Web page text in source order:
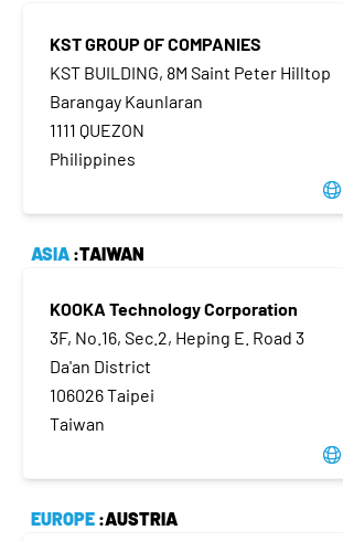
KST GROUP OF COMPANIES
KST BUILDING, 8M Saint Peter Hilltop
Barangay Kaunlaran
1111 QUEZON
Philippines
ASIA :TAIWAN
KOOKA Technology Corporation
3F, No.16, Sec.2, Heping E. Road 3
Da'an District
106026 Taipei
Taiwan
EUROPE :AUSTRIA